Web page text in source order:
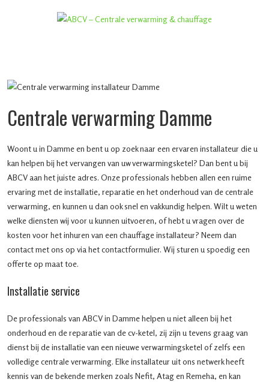
Centrale verwarming Damme
Woont u in Damme en bent u op zoek naar een ervaren installateur die u
kan helpen bij het vervangen van uw verwarmingsketel? Dan bent u bij
ABCV aan het juiste adres. Onze professionals hebben allen een ruime
ervaring met de installatie, reparatie en het onderhoud van de centrale
verwarming, en kunnen u dan ook snel en vakkundig helpen. Wilt u weten
welke diensten wij voor u kunnen uitvoeren, of hebt u vragen over de
kosten voor het inhuren van een chauffage installateur? Neem dan
contact met ons op via het contactformulier. Wij sturen u spoedig een
offerte op maat toe.
Installatie service
De professionals van ABCV in Damme helpen u niet alleen bij het
onderhoud en de reparatie van de cv-ketel, zij zijn u tevens graag van
dienst bij de installatie van een nieuwe verwarmingsketel of zelfs een
volledige centrale verwarming. Elke installateur uit ons netwerk heeft
kennis van de bekende merken zoals Nefit, Atag en Remeha, en kan